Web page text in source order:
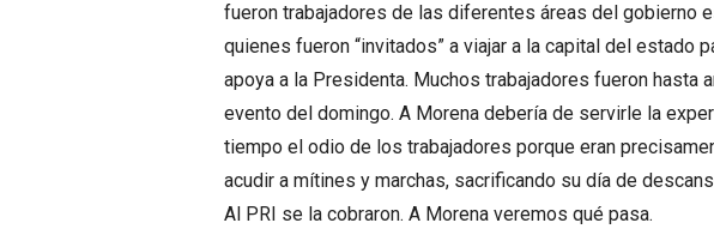
fueron trabajadores de las diferentes áreas del gobierno
quienes fueron “invitados” a viajar a la capital del estado
apoya a la Presidenta. Muchos trabajadores fueron hasta
evento del domingo. A Morena debería de servirle la
tiempo el odio de los trabajadores porque eran
acudir a mítines y marchas, sacrificando su día de
Al PRI se la cobraron. A Morena veremos qué pasa.